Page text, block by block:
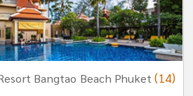
Bangtao Beach Phuket(14)